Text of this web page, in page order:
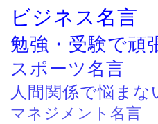
ビジネス名言
勉強・受験で頑
スポーツ名言
人間関係で悩まな
マネジメント名言